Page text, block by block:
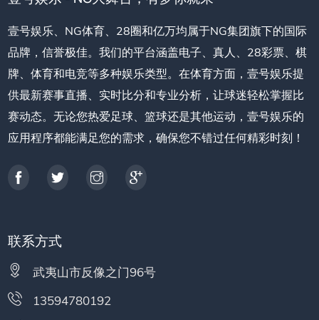
壹号娱乐、NG体育、28圈和亿万均属于NG集团旗下的国际
品牌，信誉极佳。我们的平台涵盖电子、真人、28彩票、棋
牌、体育和电竞等多种娱乐类型。在体育方面，壹号娱乐提
供最新赛事直播、实时比分和专业分析，让球迷轻松掌握比
赛动态。无论您热爱足球、篮球还是其他运动，壹号娱乐的
应用程序都能满足您的需求，确保您不错过任何精彩时刻！
联系方式
武夷山市反像之门96号
13594780192